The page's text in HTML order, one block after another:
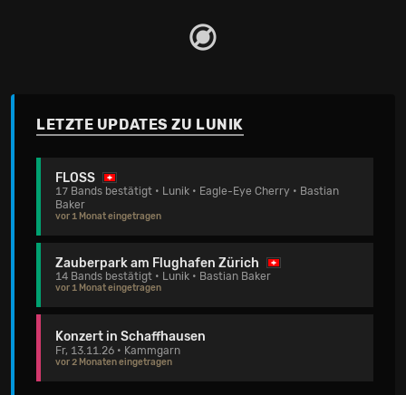
und «Weather»), ergänzt durch die beliebtesten Lunik-
Hits. Ihre Konzerte sind bekannt für atmosphärische
Fans dürfen sich auf eine emotionale Reise durch das
musikalische Universum der Band Lunik freuen. Sei in
Quelle: Seetickets
LETZTE UPDATES ZU LUNIK
FLOSS
17 Bands bestätigt • Lunik • Eagle-Eye Cherry • Bastian
Baker
vor 1 Monat eingetragen
Zauberpark am Flughafen Zürich
14 Bands bestätigt • Lunik • Bastian Baker
vor 1 Monat eingetragen
Konzert in Schaffhausen
Fr, 13.11.26 • Kammgarn
vor 2 Monaten eingetragen